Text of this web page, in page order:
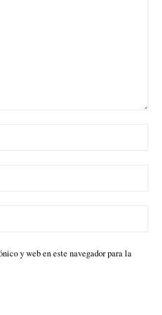
y web en este navegador para la